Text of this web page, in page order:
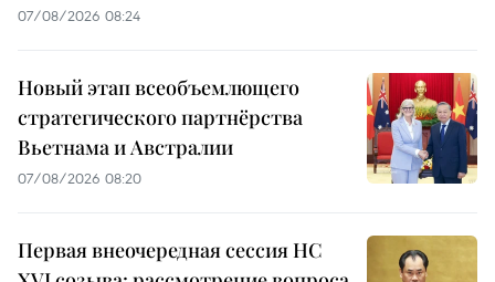
07/08/2026 08:24
Новый этап всеобъемлющего
стратегического партнёрства
Вьетнама и Австралии
07/08/2026 08:20
Первая внеочередная сессия НС